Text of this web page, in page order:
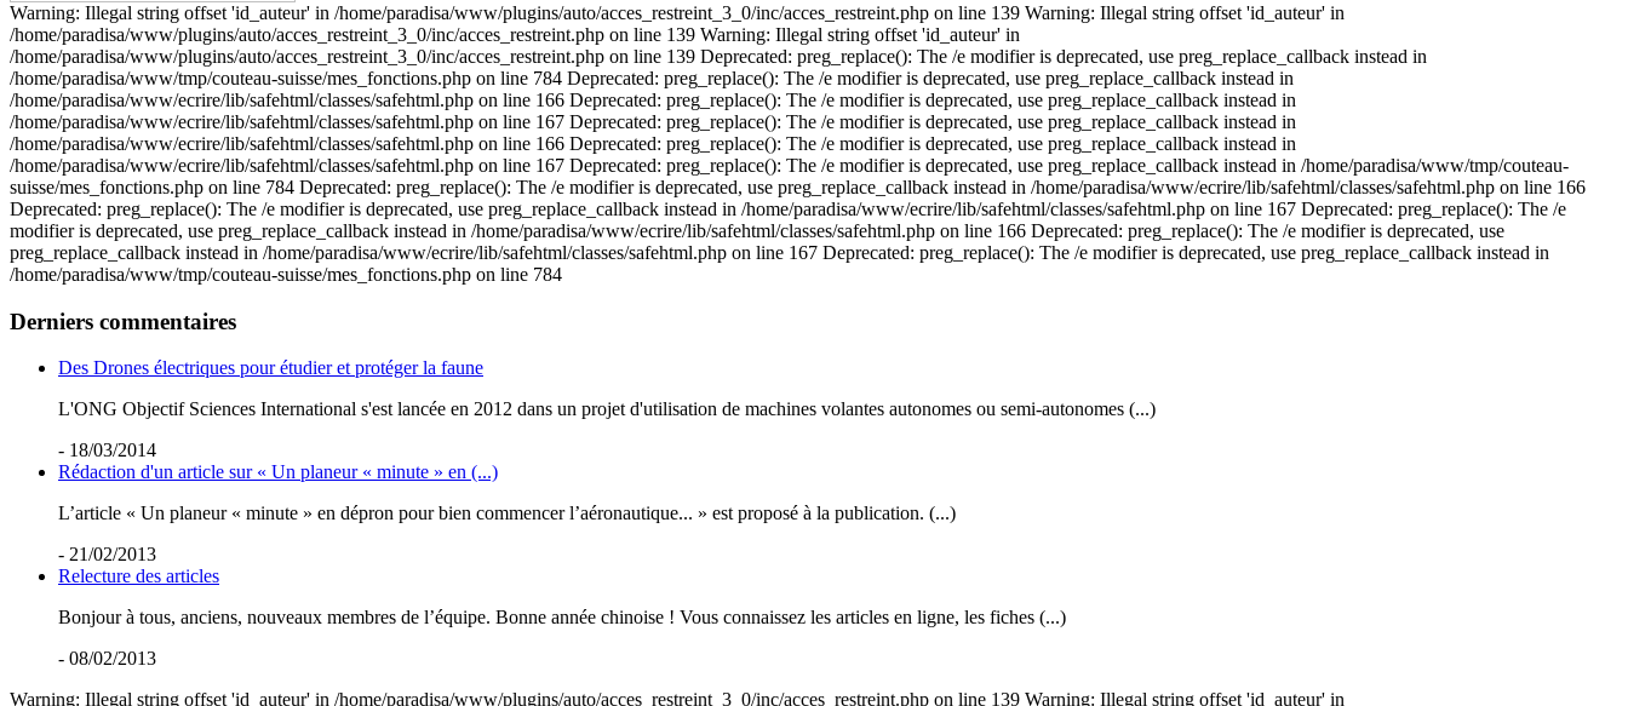
Warning: Illegal string offset 'id_auteur' in /home/paradisa/www/plugins/auto/acces_restreint_3_0/inc/acces_restreint.php on line 139 Warning: Illegal string offset 'id_auteur' in
/home/paradisa/www/plugins/auto/acces_restreint_3_0/inc/acces_restreint.php on line 139 Warning: Illegal string offset 'id_auteur' in
/home/paradisa/www/plugins/auto/acces_restreint_3_0/inc/acces_restreint.php on line 139 Deprecated: preg_replace(): The /e modifier is deprecated, use preg_replace_callback instead in
/home/paradisa/www/tmp/couteau-suisse/mes_fonctions.php on line 784 Deprecated: preg_replace(): The /e modifier is deprecated, use preg_replace_callback instead in
/home/paradisa/www/ecrire/lib/safehtml/classes/safehtml.php on line 166 Deprecated: preg_replace(): The /e modifier is deprecated, use preg_replace_callback instead in
/home/paradisa/www/ecrire/lib/safehtml/classes/safehtml.php on line 167 Deprecated: preg_replace(): The /e modifier is deprecated, use preg_replace_callback instead in
/home/paradisa/www/ecrire/lib/safehtml/classes/safehtml.php on line 166 Deprecated: preg_replace(): The /e modifier is deprecated, use preg_replace_callback instead in
/home/paradisa/www/ecrire/lib/safehtml/classes/safehtml.php on line 167 Deprecated: preg_replace(): The /e modifier is deprecated, use preg_replace_callback instead in /home/paradisa/www/tmp/couteau-
suisse/mes_fonctions.php on line 784 Deprecated: preg_replace(): The /e modifier is deprecated, use preg_replace_callback instead in /home/paradisa/www/ecrire/lib/safehtml/classes/safehtml.php on line 166
Deprecated: preg_replace(): The /e modifier is deprecated, use preg_replace_callback instead in /home/paradisa/www/ecrire/lib/safehtml/classes/safehtml.php on line 167 Deprecated: preg_replace(): The /e
modifier is deprecated, use preg_replace_callback instead in /home/paradisa/www/ecrire/lib/safehtml/classes/safehtml.php on line 166 Deprecated: preg_replace(): The /e modifier is deprecated, use
preg_replace_callback instead in /home/paradisa/www/ecrire/lib/safehtml/classes/safehtml.php on line 167 Deprecated: preg_replace(): The /e modifier is deprecated, use preg_replace_callback instead in
/home/paradisa/www/tmp/couteau-suisse/mes_fonctions.php on line 784
Derniers commentaires
Des Drones électriques pour étudier et protéger la faune
L'ONG Objectif Sciences International s'est lancée en 2012 dans un projet d'utilisation de machines volantes autonomes ou semi-autonomes (...)
- 18/03/2014
Rédaction d'un article sur « Un planeur « minute » en (...)
L’article « Un planeur « minute » en dépron pour bien commencer l’aéronautique... » est proposé à la publication. (...)
- 21/02/2013
Relecture des articles
Bonjour à tous, anciens, nouveaux membres de l’équipe. Bonne année chinoise ! Vous connaissez les articles en ligne, les fiches (...)
- 08/02/2013
Warning: Illegal string offset 'id_auteur' in /home/paradisa/www/plugins/auto/acces_restreint_3_0/inc/acces_restreint.php on line 139 Warning: Illegal string offset 'id_auteur' in